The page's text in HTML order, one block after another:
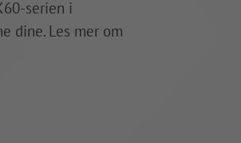
serien i
dine. Les mer om